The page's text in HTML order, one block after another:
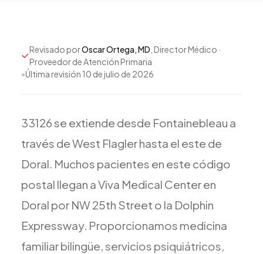
TDAH
Depresión
Neuropatía Periférica
Vértigo y Mareo
Todas las Condiciones
Revisado porOscar Ortega, MD , Director Médico ·
Proveedor de Atención Primaria
•Última revisión 10 de julio de 2026
33126se extiende desde Fontainebleau a
través deWest Flaglerhasta el este de
Doral. Muchos pacientes en este código
postal llegan aViva Medical Centeren
Doral por NW25th Street o la Dolphin
Expressway. Proporcionamos medicina
familiarbilingüe,servicios psiquiátricos,